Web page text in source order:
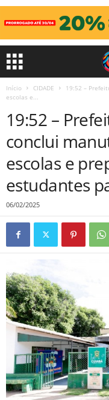
Início CIDADE
19:52 –
escolas e...
19:52 –
conclui
escolas e
estudantes
06/02/2025